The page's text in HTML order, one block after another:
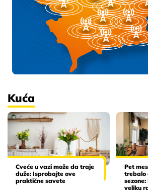
Kuća
Cveće u vazi može da traje
duže: Isprobajte ove
praktične savete
Pet
trebalo
veliku